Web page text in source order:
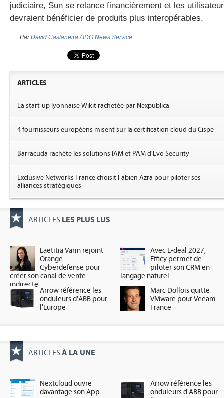
judiciaire, Sun se relance financièrement et les
devraient bénéficier de produits plus interopérables.
ParDavid Castaneira / IDG News Service
ARTICLES
La start-up lyonnaise Wikit rachetée par Nexpublica
4 fournisseurs européens misent sur la certification cloud du Cispe
Barracuda rachète les solutions IAM et PAM d'Evo Security
Exclusive Networks France choisit Fabien Azra pour piloter ses
alliances stratégiques
ARTICLES LES PLUS LUS
Laetitia Varin rejoint
Orange
Cyberdefense pour
créer son canal de vente
indirecte
Avec E-deal 2027,
Efficy permet de
piloter son CRM en
langage naturel
Arrow référence les
onduleurs d'ABB pour
l'Europe
Marc Dollois quitte
VMware pour Veeam
France
ARTICLES À LA UNE
Nextcloud ouvre
davantage son App
Arrow référence les
onduleurs d'ABB pour